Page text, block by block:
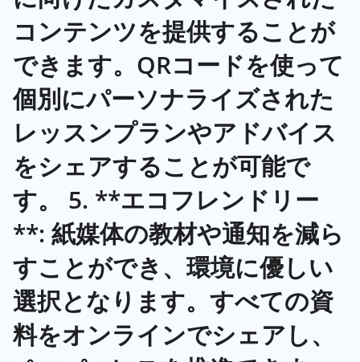
コンテンツを提供することが
できます。QRコードを使って
個別にパーソナライズされた
レッスンプランやアドバイス
をシェアすることが可能で
す。 5. **エコフレンドリー
**: 紙媒体の教材や通知を減ら
すことができ、環境に優しい
選択となります。すべての資
料をオンラインでシェアし、